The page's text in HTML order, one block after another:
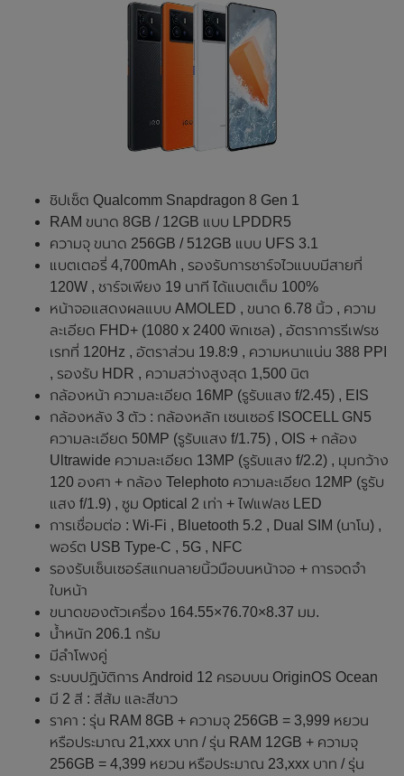
ชิปเซ็ต Qualcomm Snapdragon 8 Gen 1
RAM ขนาด 8GB / 12GB แบบ LPDDR5
ความจุ ขนาด 256GB / 512GB แบบ UFS 3.1
แบตเตอรี่ 4,700mAh , รองรับการชาร์จไวแบบมีสายที่
120W , ชาร์จเพียง 19 นาที ได้แบตเต็ม 100%
หน้าจอแสดงผลแบบ AMOLED , ขนาด 6.78 นิ้ว , ความ
ละเอียด FHD+ (1080 x 2400 พิกเซล) , อัตราการรีเฟรช
เรทที่ 120Hz , อัตราส่วน 19.8:9 , ความหนาแน่น 388 PPI
, รองรับ HDR , ความสว่างสูงสุด 1,500 นิต
กล้องหน้า ความละเอียด 16MP (รูรับแสง f/2.45) , EIS
กล้องหลัง 3 ตัว : กล้องหลัก เซนเซอร์ ISOCELL GN5
ความละเอียด 50MP (รูรับแสง f/1.75) , OIS + กล้อง
Ultrawide ความละเอียด 13MP (รูรับแสง f/2.2) , มุมกว้าง
120 องศา + กล้อง Telephoto ความละเอียด 12MP (รูรับ
แสง f/1.9) , ซูม Optical 2 เท่า + ไฟแฟลช LED
การเชื่อมต่อ : Wi-Fi , Bluetooth 5.2 , Dual SIM (นาโน) ,
พอร์ต USB Type-C , 5G , NFC
รองรับเซ็นเซอร์สแกนลายนิ้วมือบนหน้าจอ + การจดจำ
ใบหน้า
ขนาดของตัวเครื่อง 164.55×76.70×8.37 มม.
น้ำหนัก 206.1 กรัม
มีลำโพงคู่
ระบบปฏิบัติการ Android 12 ครอบบน OriginOS Ocean
มี 2 สี : สีส้ม และสีขาว
ราคา : รุ่น RAM 8GB + ความจุ 256GB = 3,999 หยวน
หรือประมาณ 21,xxx บาท / รุ่น RAM 12GB + ความจุ
256GB = 4,399 หยวน หรือประมาณ 23,xxx บาท / รุ่น